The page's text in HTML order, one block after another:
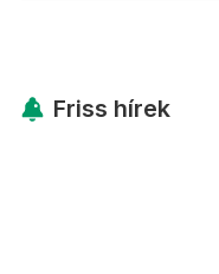
Friss hírek